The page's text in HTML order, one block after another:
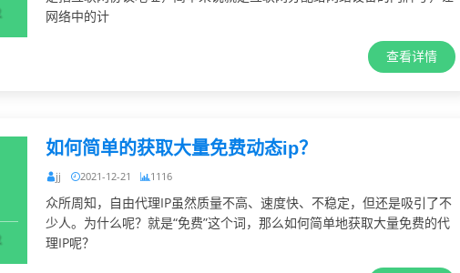
网络中的计
查看详情
如何简单的获取大量免费动态ip？
jj 2021-12-21 1116
众所周知，自由代理IP虽然质量不高、速度快、不稳定，但还是吸引了不
少人。为什么呢？就是“免费”这个词，那么如何简单地获取大量免费的代
理IP呢？